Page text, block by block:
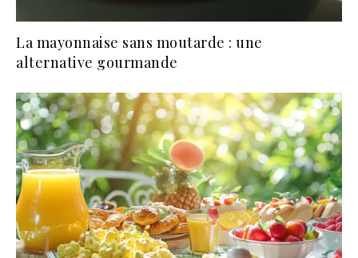
La mayonnaise sans moutarde : une
alternative gourmande